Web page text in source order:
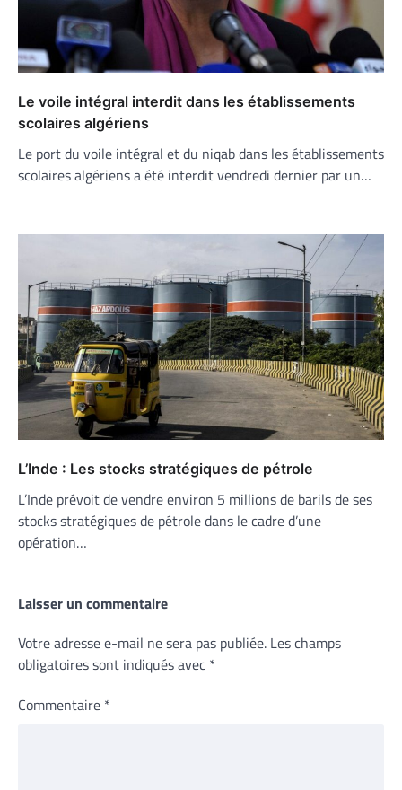
Le voile intégral interdit dans les établissements
scolaires algériens
Le port du voile intégral et du niqab dans les établissements
scolaires algériens a été interdit vendredi dernier par un…
L’Inde : Les stocks stratégiques de pétrole
L’Inde prévoit de vendre environ 5 millions de barils de ses
stocks stratégiques de pétrole dans le cadre d’une
opération…
Laisser un commentaire
Votre adresse e-mail ne sera pas publiée. Les champs
obligatoires sont indiqués avec *
Commentaire *